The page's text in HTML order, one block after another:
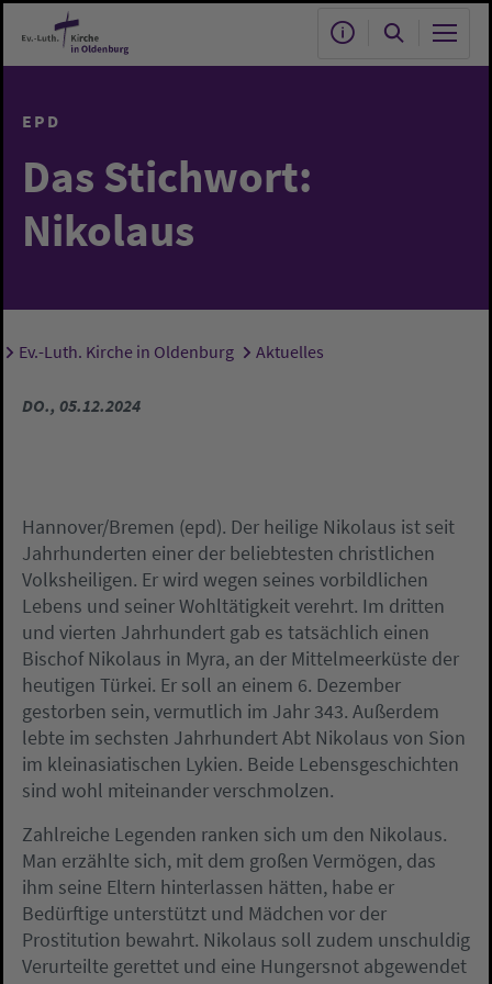
Zum Hauptinhalt springen
EPD
Das Stichwort:
Nikolaus
Sie sind hier:
Ev.-Luth. Kirche in Oldenburg Aktuelles
DO., 05.12.2024
Hannover/Bremen (epd). Der heilige Nikolaus ist seit
Jahrhunderten einer der beliebtesten christlichen
Volksheiligen. Er wird wegen seines vorbildlichen
Lebens und seiner Wohltätigkeit verehrt. Im dritten
und vierten Jahrhundert gab es tatsächlich einen
Bischof Nikolaus in Myra, an der Mittelmeerküste der
heutigen Türkei. Er soll an einem 6. Dezember
gestorben sein, vermutlich im Jahr 343. Außerdem
lebte im sechsten Jahrhundert Abt Nikolaus von Sion
im kleinasiatischen Lykien. Beide Lebensgeschichten
sind wohl miteinander verschmolzen.
Zahlreiche Legenden ranken sich um den Nikolaus.
Man erzählte sich, mit dem großen Vermögen, das
ihm seine Eltern hinterlassen hätten, habe er
Bedürftige unterstützt und Mädchen vor der
Prostitution bewahrt. Nikolaus soll zudem unschuldig
Verurteilte gerettet und eine Hungersnot abgewendet